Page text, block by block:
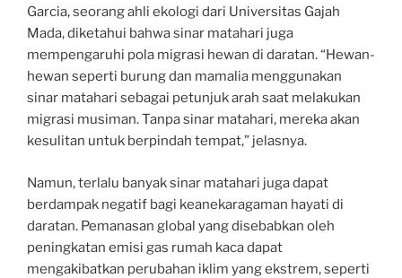
Garcia, seorang ahli ekologi dari Universitas Gajah
Mada, diketahui bahwa sinar matahari juga
mempengaruhi pola migrasi hewan di daratan. “Hewan-
hewan seperti burung dan mamalia menggunakan
sinar matahari sebagai petunjuk arah saat melakukan
migrasi musiman. Tanpa sinar matahari, mereka akan
kesulitan untuk berpindah tempat,” jelasnya.
Namun, terlalu banyak sinar matahari juga dapat
berdampak negatif bagi keanekaragaman hayati di
daratan. Pemanasan global yang disebabkan oleh
peningkatan emisi gas rumah kaca dapat
mengakibatkan perubahan iklim yang ekstrem, seperti